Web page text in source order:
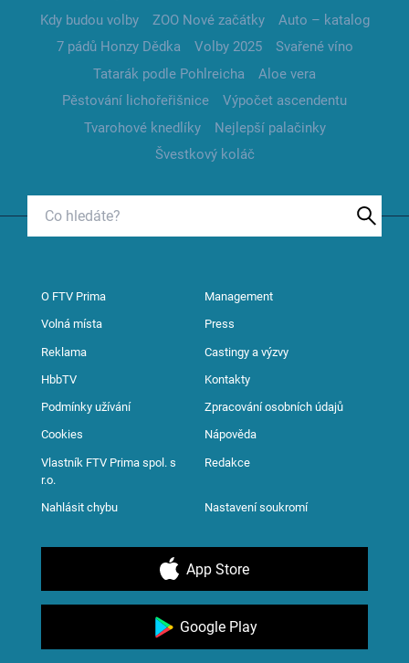
Kdy budou volby
ZOO Nové začátky
Auto – katalog
7 pádů Honzy Dědka
Volby 2025
Svařené víno
Tatarák podle Pohlreicha
Aloe vera
Pěstování lichořeřišnice
Výpočet ascendentu
Tvarohové knedlíky
Nejlepší palačinky
Švestkový koláč
O FTV Prima Management
Volná místa Press
Reklama Castingy a výzvy
HbbTV Kontakty
Podmínky užívání Zpracování osobních údajů
Cookies Nápověda
Vlastník FTV Prima spol. s
r.o.
Redakce
Nahlásit chybu Nastavení soukromí
App Store
Google Play